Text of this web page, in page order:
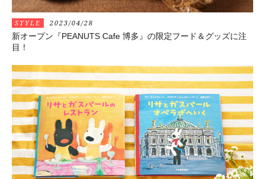
STYLE 2023/04/28
新オープン『PEANUTS Cafe 博多』の限定フード＆グッズに注
目！